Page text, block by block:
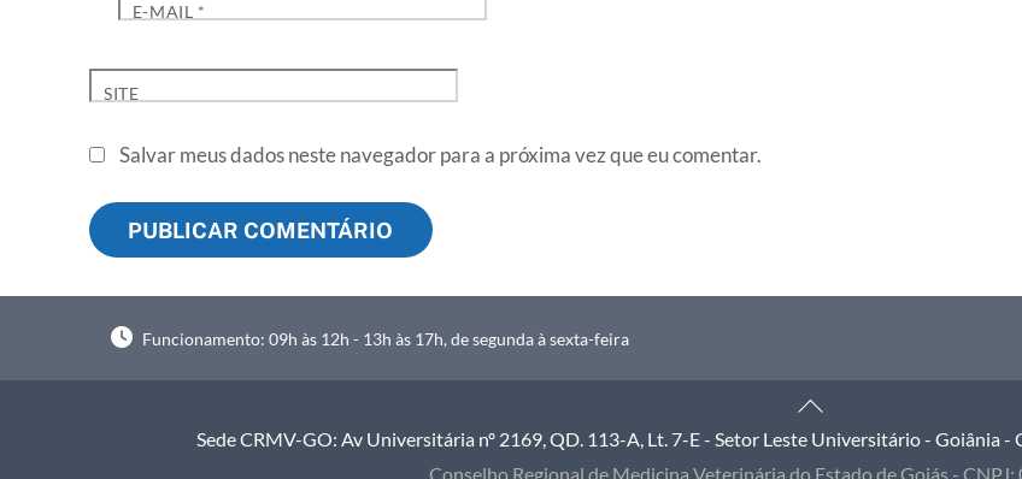
E-MAIL *
SITE
Salvar meus dados neste navegador para a próxima vez que eu comentar.
Funcionamento: 09h às 12h - 13h às 17h, de segunda à sexta-feira
Back
To
Top
Sede CRMV-GO: Av Universitária nº 2169, QD. 113-A, Lt. 7-E - Setor Leste Universitário - Goiânia
Conselho Regional de Medicina Veterinária do Estado de Goiás -